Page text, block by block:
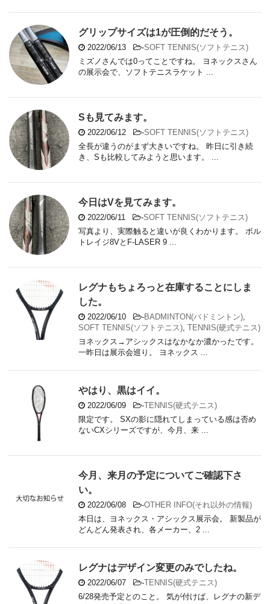
グリップサイズは1が圧倒的だそう。
2022/06/13 -SOFT TENNIS(ソフトテニス)
ミズノさんでは0ってことですね。 ヨネックスさん
の展示会で、ソフトテニスラケット ...
Sも見てみます。
2022/06/12 -SOFT TENNIS(ソフトテニス)
全長が違うのがまず大きいですね。 昨日に引き続
き、Sも比較してみようと思います。 ...
今日はVを見てみます。
2022/06/11 -SOFT TENNIS(ソフトテニス)
写真より、実際触ると違いが良くわかります。 ボル
トレイジ8VとF-LASER 9 ...
レグナもちょろっと在庫することにしま
した。
2022/06/10 -BADMINTON(バドミントン),
SOFT TENNIS(ソフトテニス), TENNIS(硬式テニス)
ヨネックス→アシックスはなかなか濃かったです。
一昨日は展示会巡り。 ヨネックス ...
やはり、黒はイイ。
2022/06/09 -TENNIS(硬式テニス)
限定です。 SXの影に隠れてしまっている感は否め
ないCXシリーズですが、今月、来 ...
今月、来月の予定についてご確認下さ
い。
2022/06/08 -OTHER INFO(それ以外の情報)
本日は、ヨネックス・アシックス展示会。 新製品が
どんどん発表され、各メーカー、2 ...
レグナはデザイン変更のみでしたね。
2022/06/07 -TENNIS(硬式テニス)
6/28発売予定とのこと。 気が付けば、レグナの新デ